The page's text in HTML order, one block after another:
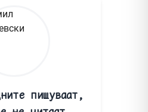
пишуваат,